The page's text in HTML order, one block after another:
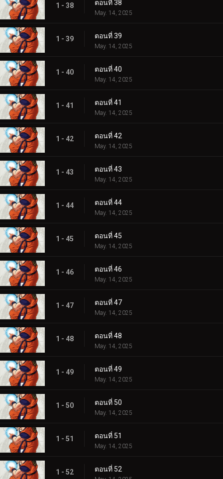
1 - 38 ตอนที่ 38
May. 14, 2025
1 - 39 ตอนที่ 39
May. 14, 2025
1 - 40 ตอนที่ 40
May. 14, 2025
1 - 41 ตอนที่ 41
May. 14, 2025
1 - 42 ตอนที่ 42
May. 14, 2025
1 - 43 ตอนที่ 43
May. 14, 2025
1 - 44 ตอนที่ 44
May. 14, 2025
1 - 45 ตอนที่ 45
May. 14, 2025
1 - 46 ตอนที่ 46
May. 14, 2025
1 - 47 ตอนที่ 47
May. 14, 2025
1 - 48 ตอนที่ 48
May. 14, 2025
1 - 49 ตอนที่ 49
May. 14, 2025
1 - 50 ตอนที่ 50
May. 14, 2025
1 - 51 ตอนที่ 51
May. 14, 2025
1 - 52 ตอนที่ 52